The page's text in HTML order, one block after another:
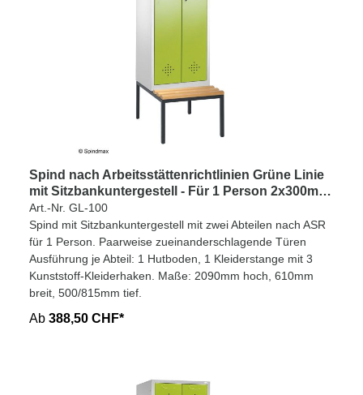
Spind nach Arbeitsstättenrichtlinien Grüne Linie
mit Sitzbankuntergestell - Für 1 Person 2x300mm
Abteilbreite
Art.-Nr. GL-100
Spind mit Sitzbankuntergestell mit zwei Abteilen nach ASR
für 1 Person. Paarweise zueinanderschlagende Türen
Ausführung je Abteil: 1 Hutboden, 1 Kleiderstange mit 3
Kunststoff-Kleiderhaken. Maße: 2090mm hoch, 610mm
breit, 500/815mm tief.
Ab 388,50 CHF*